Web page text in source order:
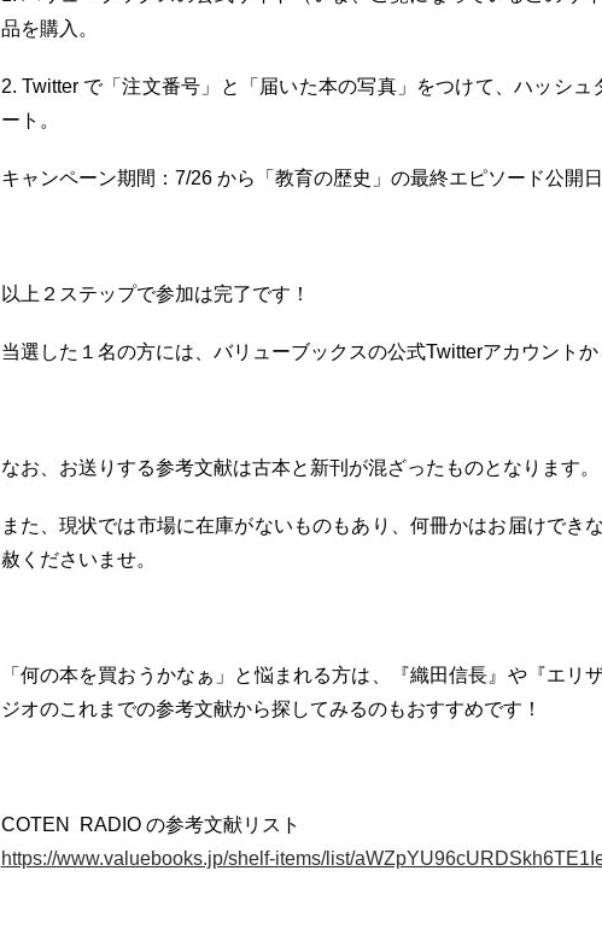
品を購入。
2. Twitter で「注文番号」と「届いた本の写真」をつけて、ハッシュ
ート。
キャンペーン期間：7/26 から「教育の歴史」の最終エピソード公開
以上２ステップで参加は完了です！
当選した１名の方には、バリューブックスの公式Twitterアカウントか
なお、お送りする参考文献は古本と新刊が混ざったものとなります。
また、現状では市場に在庫がないものもあり、何冊かはお届けでき
赦くださいませ。
「何の本を買おうかなぁ」と悩まれる方は、『織田信長』や『エリ
ジオのこれまでの参考文献から探してみるのもおすすめです！
COTEN RADIO の参考文献リスト
https://www.valuebooks.jp/shelf-items/list/